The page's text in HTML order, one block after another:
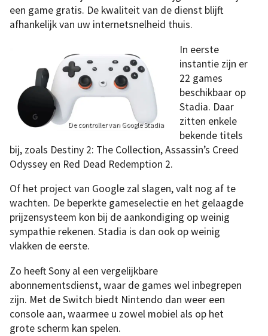
een game gratis. De kwaliteit van de dienst blijft
afhankelijk van uw internetsnelheid thuis.
De controller van Google Stadia
In eerste
instantie zijn er
22 games
beschikbaar op
Stadia. Daar
zitten enkele
bekende titels
bij, zoals Destiny 2: The Collection, Assassin’s Creed
Odyssey en Red Dead Redemption 2.
Of het project van Google zal slagen, valt nog af te
wachten. De beperkte gameselectie en het gelaagde
prijzensysteem kon bij de aankondiging op weinig
sympathie rekenen. Stadia is dan ook op weinig
vlakken de eerste.
Zo heeft Sony al een vergelijkbare
abonnementsdienst, waar de games wel inbegrepen
zijn. Met de Switch biedt Nintendo dan weer een
console aan, waarmee u zowel mobiel als op het
grote scherm kan spelen.